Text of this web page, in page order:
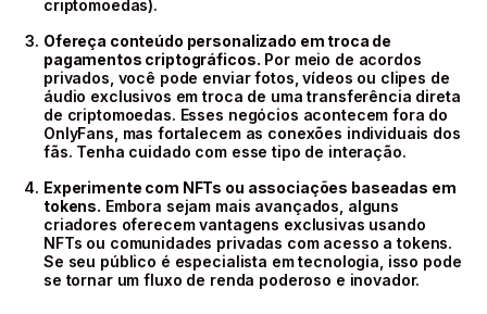
criptomoedas).
Ofereça conteúdo personalizado em troca de
pagamentos criptográficos. Por meio de acordos
privados, você pode enviar fotos, vídeos ou clipes de
áudio exclusivos em troca de uma transferência direta
de criptomoedas. Esses negócios acontecem fora do
OnlyFans, mas fortalecem as conexões individuais dos
fãs. Tenha cuidado com esse tipo de interação.
Experimente com NFTs ou associações baseadas em
tokens. Embora sejam mais avançados, alguns
criadores oferecem vantagens exclusivas usando
NFTs ou comunidades privadas com acesso a tokens.
Se seu público é especialista em tecnologia, isso pode
se tornar um fluxo de renda poderoso e inovador.